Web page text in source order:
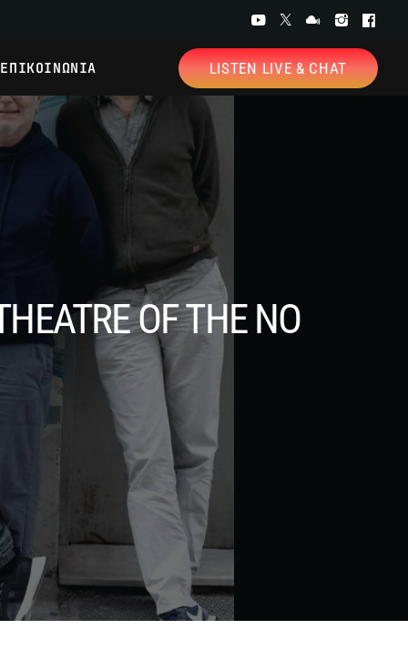
ΕΠΙΚΟΙΝΩΝΙΑ LISTEN LIVE & CHAT
OF THE NO